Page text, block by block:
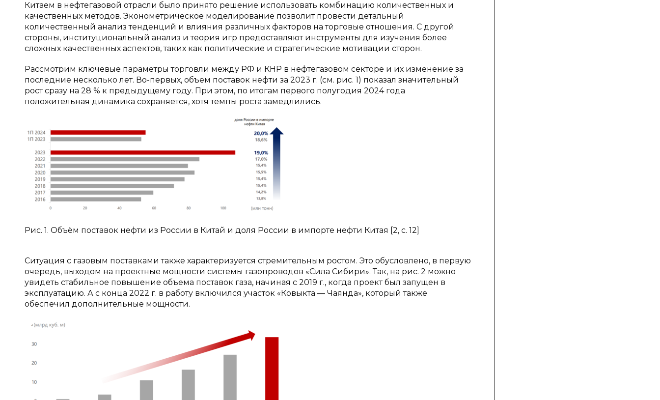
Китаем в нефтегазовой отрасли было принято решение использовать комбинацию количественных и
качественных методов. Эконометрическое моделирование позволит провести детальный
количественный анализ тенденций и влияния различных факторов на торговые отношения. С другой
стороны, институциональный анализ и теория игр предоставляют инструменты для изучения более
сложных качественных аспектов, таких как политические и стратегические мотивации сторон.
Рассмотрим ключевые параметры торговли между РФ и КНР в нефтегазовом секторе и их изменение за
последние несколько лет. Во-первых, объем поставок нефти за 2023 г. (см. рис. 1) показал значительный
рост сразу на 28 % к предыдущему году. При этом, по итогам первого полугодия 2024 года
положительная динамика сохраняется, хотя темпы роста замедлились.
Рис. 1. Объём поставок нефти из России в Китай и доля России в импорте нефти Китая [2, c. 12]
Ситуация с газовым поставками также характеризуется стремительным ростом. Это обусловлено, в первую
очередь, выходом на проектные мощности системы газопроводов «Сила Сибири». Так, на рис. 2 можно
увидеть стабильное повышение объема поставок газа, начиная с 2019 г., когда проект был запущен в
эксплуатацию. А с конца 2022 г. в работу включился участок «Ковыкта — Чаянда», который также
обеспечил дополнительные мощности.